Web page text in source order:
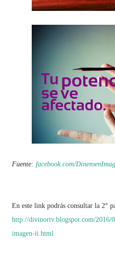
Fuente: facebook.com/
En este link podrás consultar la 2°
http://divinortv.blogspot.com/2016/
imagen-ii.html